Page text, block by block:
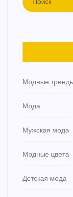
Модные
Мода
Мужская мода
Модные цвета
Детская мода